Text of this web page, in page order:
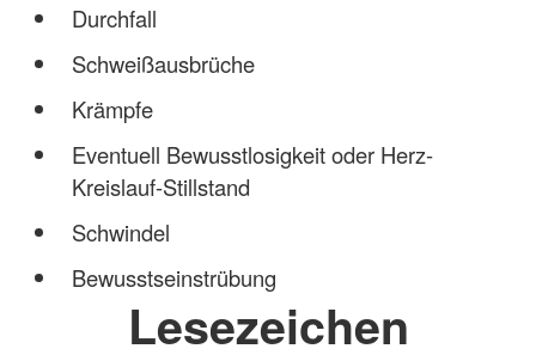
Durchfall
Schweißausbrüche
Krämpfe
Eventuell Bewusstlosigkeit oder Herz-
Kreislauf-Stillstand
Schwindel
Bewusstseinstrübung
Lesezeichen